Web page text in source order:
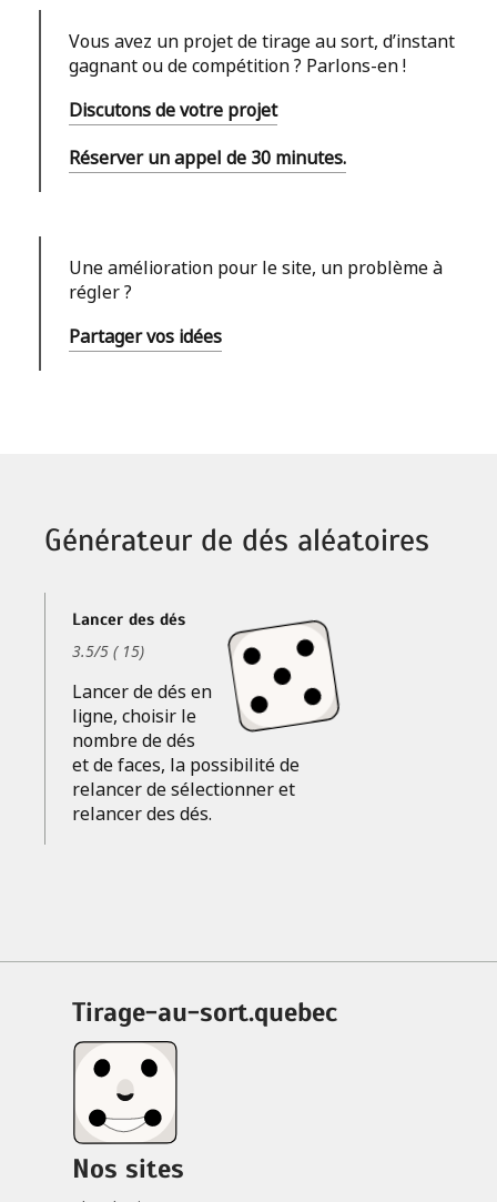
Vous avez un projet de tirage au sort, d’instant
gagnant ou de compétition ? Parlons-en !
Discutons de votre projet
Réserver un appel de 30 minutes.
Une amélioration pour le site, un problème à
régler ?
Partager vos idées
Générateur de dés aléatoires
Lancer des dés
3.5/5 ( 15)
Lancer de dés en
ligne, choisir le
nombre de dés
et de faces, la possibilité de
relancer de sélectionner et
relancer des dés.
tirage-au-sort.quebec
Nos sites